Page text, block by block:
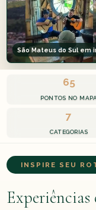
São Mateus do Sul em
65
PONTOS NO
7
CATEGORIAS
INSPIRE SEU
Experiências